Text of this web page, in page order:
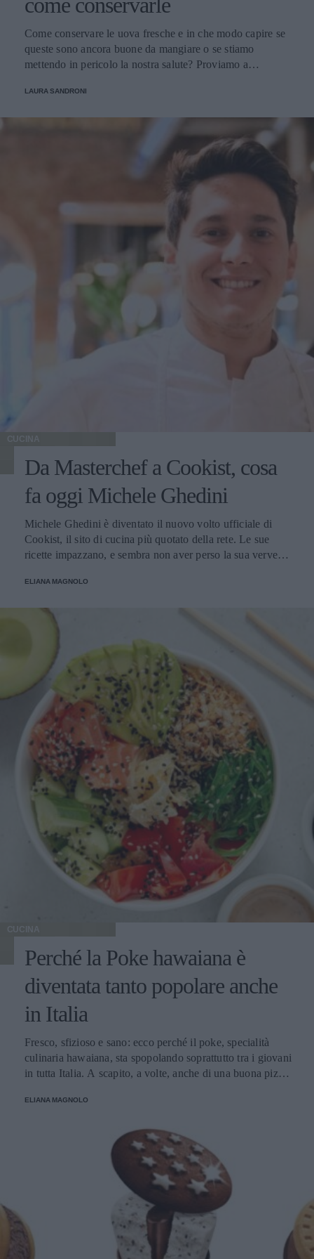
Come conservare le uova fresche e in che modo capire se
queste sono ancora buone da mangiare o se stiamo
mettendo in pericolo la nostra salute? Proviamo a
LAURA SANDRONI
CUCINA
Da Masterchef a Cookist, cosa
fa oggi Michele Ghedini
Michele Ghedini è diventato il nuovo volto ufficiale di
Cookist, il sito di cucina più quotato della rete. Le sue
ricette impazzano, e sembra non aver perso la sua verve
veramente stupendo.
ELIANA MAGNOLO
CUCINA
Perché la Poke hawaiana è
diventata tanto popolare anche
in Italia
Fresco, sfizioso e sano: ecco perché il poke, specialità
culinaria hawaiana, sta spopolando soprattutto tra i giovani
in tutta Italia. A scapito, a volte, anche di una buona pizza.
ELIANA MAGNOLO